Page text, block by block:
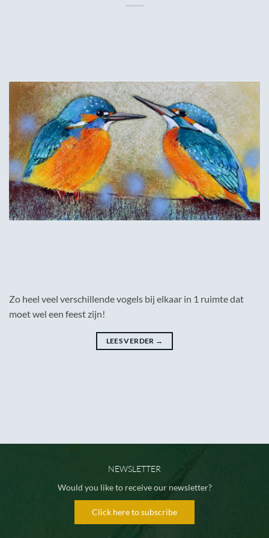
Zo heel veel verschillende vogels bij elkaar in 1 ruimte dat
moet wel een feest zijn!
LEES VERDER →
NEWSLETTER
Would you like to receive our newsletter?
Click here to subscribe